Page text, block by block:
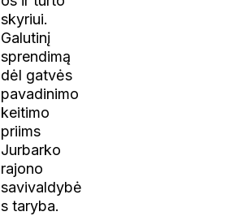
skyriui.
Galutinį
sprendimą
dėl gatvės
pavadinimo
keitimo
priims
Jurbarko
rajono
savivaldybė
s taryba.